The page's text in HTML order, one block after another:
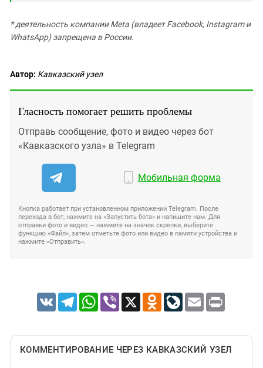
* деятельность компании Meta (владеет Facebook, Instagram и
WhatsApp) запрещена в России.
Автор: Кавказский узел
Гласность помогает решить проблемы
Отправь сообщение, фото и видео через бот
«Кавказского узла» в Telegram
Мобильная форма
Кнопка работает при установленном приложении Telegram. После
перехода в бот, нажмите на «Запустить бота» и напишите нам. Для
отправки фото и видео — нажмите на значок скрепки, выберите
функцию «Файл», затем отметьте фото или видео в памяти устройства и
нажмите «Отправить».
VK TelegramWhatsApp
Viber X Odnoklassniki
LiveJournal
Email Print
КОММЕНТИРОВАНИЕ ЧЕРЕЗ КАВКАЗСКИЙ УЗЕЛ